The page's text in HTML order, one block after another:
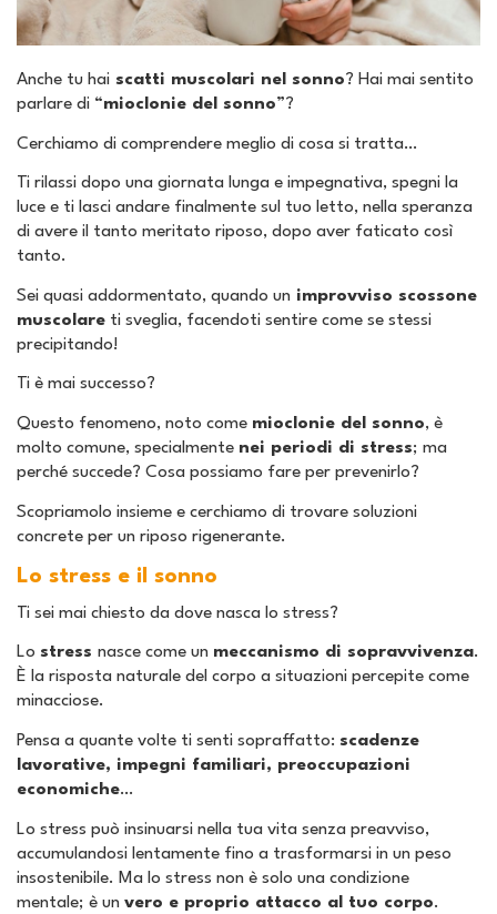
Anche tu hai scatti muscolari nel sonno? Hai mai sentito
parlare di “mioclonie del sonno”?
Cerchiamo di comprendere meglio di cosa si tratta…
Ti rilassi dopo una giornata lunga e impegnativa, spegni la
luce e ti lasci andare finalmente sul tuo letto, nella speranza
di avere il tanto meritato riposo, dopo aver faticato così
tanto.
Sei quasi addormentato, quando un improvviso scossone
muscolare ti sveglia, facendoti sentire come se stessi
precipitando!
Ti è mai successo?
Questo fenomeno, noto come mioclonie del sonno, è
molto comune, specialmente nei periodi di stress; ma
perché succede? Cosa possiamo fare per prevenirlo?
Scopriamolo insieme e cerchiamo di trovare soluzioni
concrete per un riposo rigenerante.
Lo stress e il sonno
Ti sei mai chiesto da dove nasca lo stress?
Lo stress nasce come un meccanismo di sopravvivenza.
È la risposta naturale del corpo a situazioni percepite come
minacciose.
Pensa a quante volte ti senti sopraffatto: scadenze
lavorative, impegni familiari, preoccupazioni
economiche…
Lo stress può insinuarsi nella tua vita senza preavviso,
accumulandosi lentamente fino a trasformarsi in un peso
insostenibile. Ma lo stress non è solo una condizione
mentale; è un vero e proprio attacco al tuo corpo.